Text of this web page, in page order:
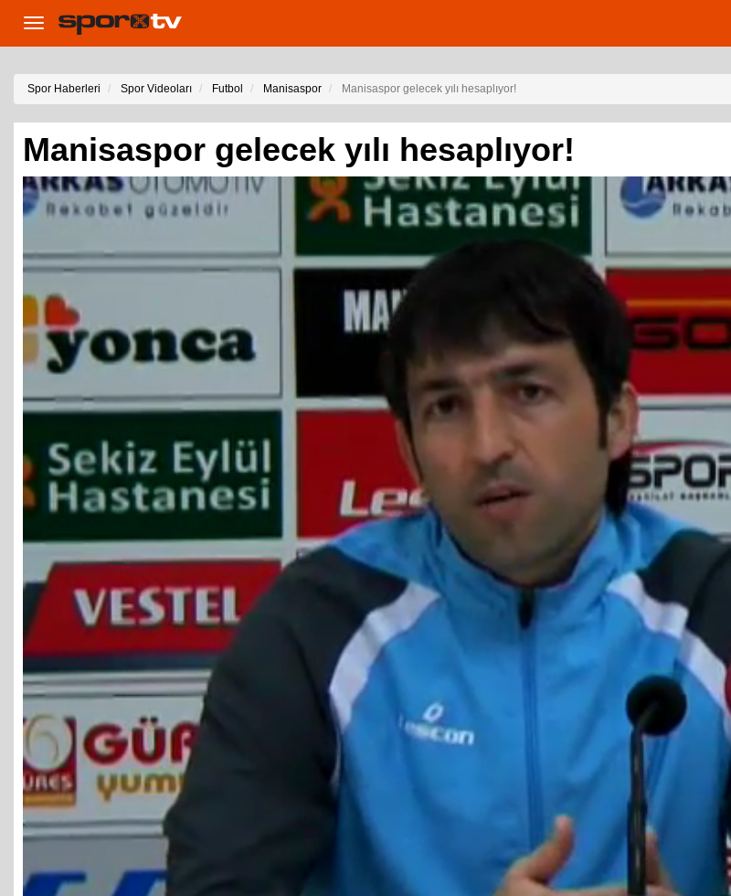
Toggle
navigation
Spor Haberleri Spor Videoları Futbol Manisaspor Manisaspor gelecek yılı hesaplıyor!
Manisaspor gelecek yılı hesaplıyor!